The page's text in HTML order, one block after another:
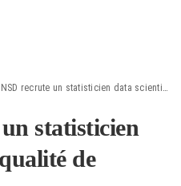
recrute un statisticien data scientist en qualité de chargés d’études
statisticien
de